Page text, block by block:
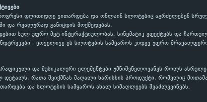
დღითიდღე ვითარდება და ონლაინ სლოტებიც აგრძელებენ
და რეალურად განიცდის მოქმედებას.
სულ უფრო მეტ ინტერაქტიულობას, სინემატიკ ეფექტებს და
- ყოველივე ეს სლოტების სამყაროს კიდევ უფრო
და მუსიკალური ელემენტები უმნიშვნელოვანეს როლს
რათა შეიქმნას მაღალი ხარისხის პროდუქტი, რომელიც
და სლოტების სამყაროს ახალ სიმაღლეებს შეაძლევინებს.